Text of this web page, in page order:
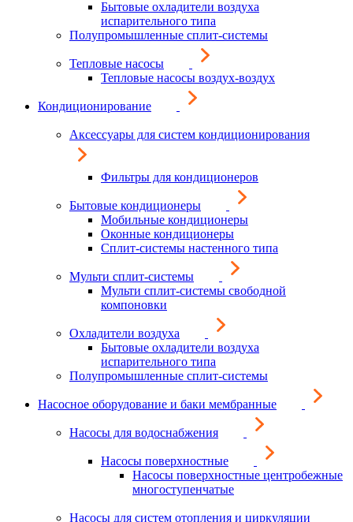
Бытовые охладители воздуха
испарительного типа
Полупромышленные сплит-системы
Тепловые насосы
Тепловые насосы воздух-воздух
Кондиционирование
Аксессуары для систем кондиционирования
Фильтры для кондиционеров
Бытовые кондиционеры
Мобильные кондиционеры
Оконные кондиционеры
Сплит-системы настенного типа
Мульти сплит-системы
Мульти сплит-системы свободной
компоновки
Охладители воздуха
Бытовые охладители воздуха
испарительного типа
Полупромышленные сплит-системы
Насосное оборудование и баки мембранные
Насосы для водоснабжения
Насосы поверхностные
Насосы поверхностные центробежные
многоступенчатые
Насосы для систем отопления и циркуляции